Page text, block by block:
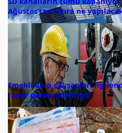
Ağustos’tan sonra ne
Emekli olup çalışanları
rapor parası ödemiyor